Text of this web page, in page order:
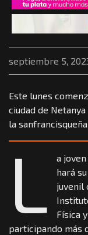
septiembre 5,
Este lunes
ciudad de
la
L
a
hará
juvenil
Física
participando más